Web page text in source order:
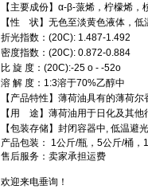
【主要成份】α-β-蒎烯，柠檬烯，
【性 状】无色至淡黄色液体，
折光指数：(20C): 1.487-1.492
密度指数：(20C): 0.872-0.884
比 旋 度：(20C):-25 o - -52o
溶 解 度：1:3溶于70%乙醇中
【产品特性】薄荷油具有的薄荷尔
【用 途】薄荷油用于日化及其他
【包装存储】封闭容器中, 低温避
产品包装： 1公斤/瓶， 5公斤/桶，
售后服务：卖家承担运费
欢迎来电垂询！